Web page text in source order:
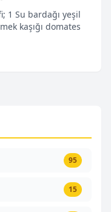
95
15
1 Su bardağı yeşil
kaşığı domates